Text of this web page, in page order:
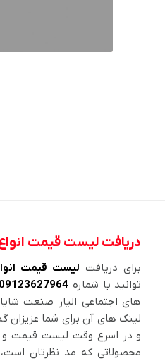
دریافت لیست قیمت
برای دریافت لیست قیمت
توانید با شماره 09123627964
های اجتماعی الیار صنعت
لینک های آن برای شما
و در اسرع وقت لیست قیمت و
محصولاتی که مد نظرتان است،